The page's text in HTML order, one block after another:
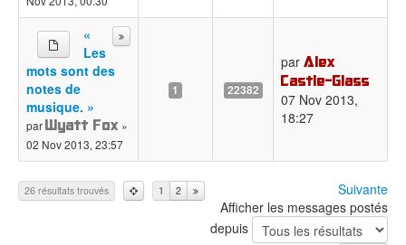
«
Les
mots sont des
notes de
musique. »
parWyatt Fox »
02 Nov 2013, 23:57
1 22382
par Alex
Castle-Glass
07 Nov 2013,
18:27
26 résultats trouvés 1 2
Suivante
Afficher les messages postés
depuis